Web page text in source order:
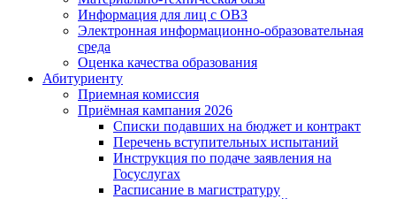
Информация для лиц с ОВЗ
Электронная информационно-образовательная
среда
Оценка качества образования
Абитуриенту
Приемная комиссия
Приёмная кампания 2026
Списки подавших на бюджет и контракт
Перечень вступительных испытаний
Инструкция по подаче заявления на
Госуслугах
Расписание в магистратуру